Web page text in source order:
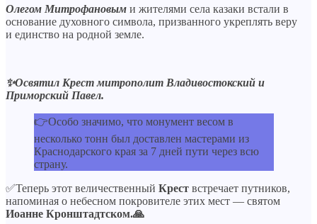
Олегом Митрофановым и жителями села казаки встали в
основание духовного символа, призванного укреплять веру
и единство на родной земле.
✨Освятил Крест митрополит Владивостокский и
Приморский Павел.
👉Особо значимо, что монумент весом в
несколько тонн был доставлен мастерами из
Краснодарского края за 7 дней пути через всю
страну.
✅Теперь этот величественный Крест встречает путников,
напоминая о небесном покровителе этих мест — святом
Иоанне Кронштадтском.🙏